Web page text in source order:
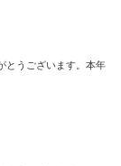
とうございます。本年